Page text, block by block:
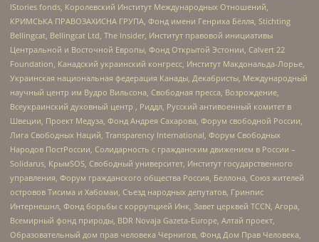
IStories fonds, Королевский Институт Международных Отношений,
КРИМСЬКА ПРАВОЗАХИСНА ГРУПА, Фонд имени Генриха Бёлля, Stichting
Bellingcat, Bellingcat Ltd, The Insider, Институт правовой инициативы
Центральной и Восточной Европы, Фонд Открытой Эстонии, Calvert 22
Foundation, Канадский украинский конгресс, Институт Макдональда-Лорье,
Украинская национальная федерация Канады, Декабристы, Международный
научный центр им Вудро Вильсона, Свободная пресса, Возрождение,
Всеукраинский духовный центр , Риддл, Русский антивоенный комитет в
Швеции, Проект Медуза, Фонд Андрея Сахарова, Форум свободной России,
Лига Свободных Наций, Transparеncy International, Форум Свободных
Народов ПостРоссии, Солидарность с гражданским движением в России –
Solidarus, КрымSOS, Свободный университет, Институт государственного
управления, Форум гражданского общества Россия, Беллона, Союз жителей
островов Тисима и Хабомаи, Съезд народных депутатов, Гринпис
Интернешнл, Фонд борьбы с коррупцией Инк, Завет церквей TCCN, Агора,
Всемирный фонд природы, BDR Novaja Gazeta-Europe, Алтай проект,
Образовательный дом прав человека Чернигов, Фонд Дом Прав Человека,